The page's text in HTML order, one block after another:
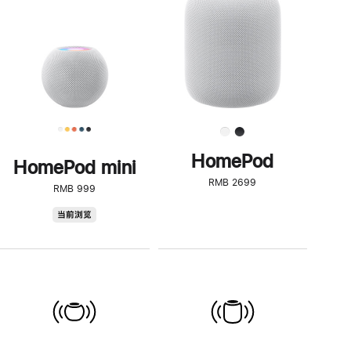
HomePod mini
RMB 999
当前浏览
了
解
HomePod<
HomePod
RMB 2699